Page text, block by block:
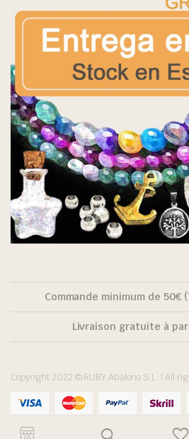
Commande minimum de 50€
Livraison gratuite à
Copyright 2022 © RUBY Abalorio S.L. | All